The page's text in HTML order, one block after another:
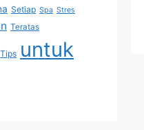
Setiap Spa Stres
Teratas
Tips untuk